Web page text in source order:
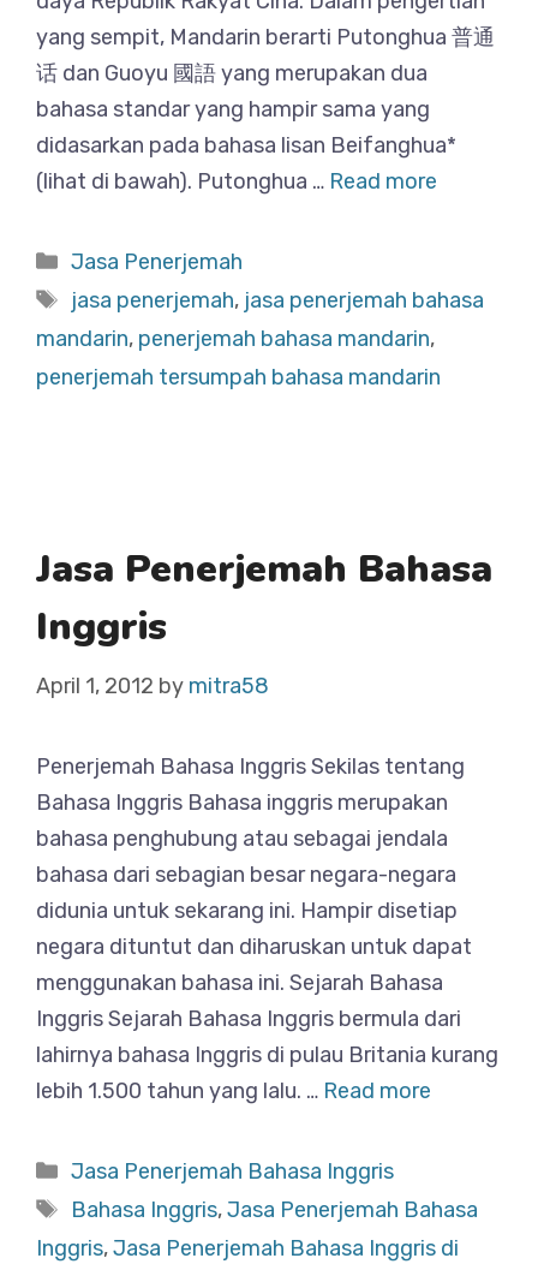
yang sempit, Mandarin berarti Putonghua 普通
话 dan Guoyu 國語 yang merupakan dua
bahasa standar yang hampir sama yang
didasarkan pada bahasa lisan Beifanghua*
(lihat di bawah). Putonghua … Read more
Categories
Jasa Penerjemah
Tags
jasa penerjemah, jasa penerjemah bahasa
mandarin, penerjemah bahasa mandarin,
penerjemah tersumpah bahasa mandarin
Jasa Penerjemah Bahasa
Inggris
April 1, 2012 by mitra58
Penerjemah Bahasa Inggris Sekilas tentang
Bahasa Inggris Bahasa inggris merupakan
bahasa penghubung atau sebagai jendala
bahasa dari sebagian besar negara-negara
didunia untuk sekarang ini. Hampir disetiap
negara dituntut dan diharuskan untuk dapat
menggunakan bahasa ini. Sejarah Bahasa
Inggris Sejarah Bahasa Inggris bermula dari
lahirnya bahasa Inggris di pulau Britania kurang
lebih 1.500 tahun yang lalu. … Read more
Categories
Jasa Penerjemah Bahasa Inggris
Tags
Bahasa Inggris,Jasa Penerjemah Bahasa
Inggris,Jasa Penerjemah Bahasa Inggris di